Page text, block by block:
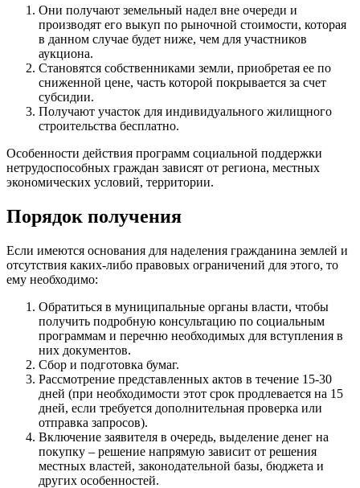
Они получают земельный надел вне очереди и
производят его выкуп по рыночной стоимости, которая
в данном случае будет ниже, чем для участников
аукциона.
Становятся собственниками земли, приобретая ее по
сниженной цене, часть которой покрывается за счет
субсидии.
Получают участок для индивидуального жилищного
строительства бесплатно.
Особенности действия программ социальной поддержки
нетрудоспособных граждан зависят от региона, местных
экономических условий, территории.
Порядок получения
Если имеются основания для наделения гражданина землей и
отсутствия каких-либо правовых ограничений для этого, то
ему необходимо:
Обратиться в муниципальные органы власти, чтобы
получить подробную консультацию по социальным
программам и перечню необходимых для вступления в
них документов.
Сбор и подготовка бумаг.
Рассмотрение представленных актов в течение 15-30
дней (при необходимости этот срок продлевается на 15
дней, если требуется дополнительная проверка или
отправка запросов).
Включение заявителя в очередь, выделение денег на
покупку – решение напрямую зависит от решения
местных властей, законодательной базы, бюджета и
других особенностей.